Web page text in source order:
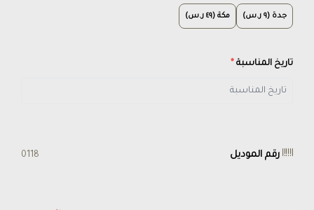
جدة (٩ ر.س) مكة (٤٩ ر.س)
تاريخ المناسبة *
رقم الموديل 0118